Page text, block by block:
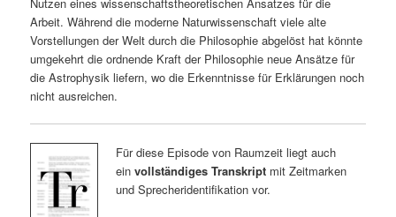
Arbeit. Während die moderne Naturwissenschaft viele alte
Vorstellungen der Welt durch die Philosophie abgelöst hat könnte
umgekehrt die ordnende Kraft der Philosophie neue Ansätze für
die Astrophysik liefern, wo die Erkenntnisse für Erklärungen noch
nicht ausreichen.
Für diese Episode von Raumzeit liegt auch
ein vollständiges Transkriptmit Zeitmarken
und Sprecheridentifikation vor.